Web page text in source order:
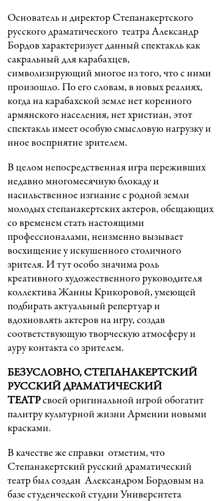
Основатель и директор Степанакертского
русского драматического театра Александр
Бордов характеризует данный спектакль как
сакральный для карабахцев,
символизирующий многое из того, что с ними
произошло. По его словам, в новых реалиях,
когда на карабахской земле нет коренного
армянского населения, нет христиан, этот
спектакль имеет особую смысловую нагрузку и
иное восприятие зрителем.
В целом непосредственная игра переживших
недавно многомесячную блокаду и
насильственное изгнание с родной земли
молодых степанакертских актеров, обещающих
со временем стать настоящими
профессионалами, неизменно вызывает
восхищение у искушенного столичного
зрителя. И тут особо значима роль
креативного художественного руководителя
коллектива Жанны Крикоровой, умеющей
подбирать актуальный репертуар и
вдохновлять актеров на игру, создав
соответствующую творческую атмосферу и
ауру контакта со зрителем.
БЕЗУСЛОВНО, СТЕПАНАКЕРТСКИЙ
РУССКИЙ ДРАМАТИЧЕСКИЙ
ТЕАТРсвоей оригинальной игрой обогатит
палитру культурной жизни Армении новыми
красками.
В качестве же справки отметим, что
Степанакертский русский драматический
театр был создан Александром Бордовым на
базе студенческой студии Университета